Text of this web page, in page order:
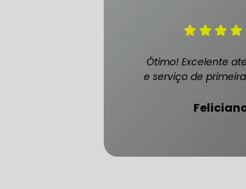
Ótimo! Excelente
e serviço de